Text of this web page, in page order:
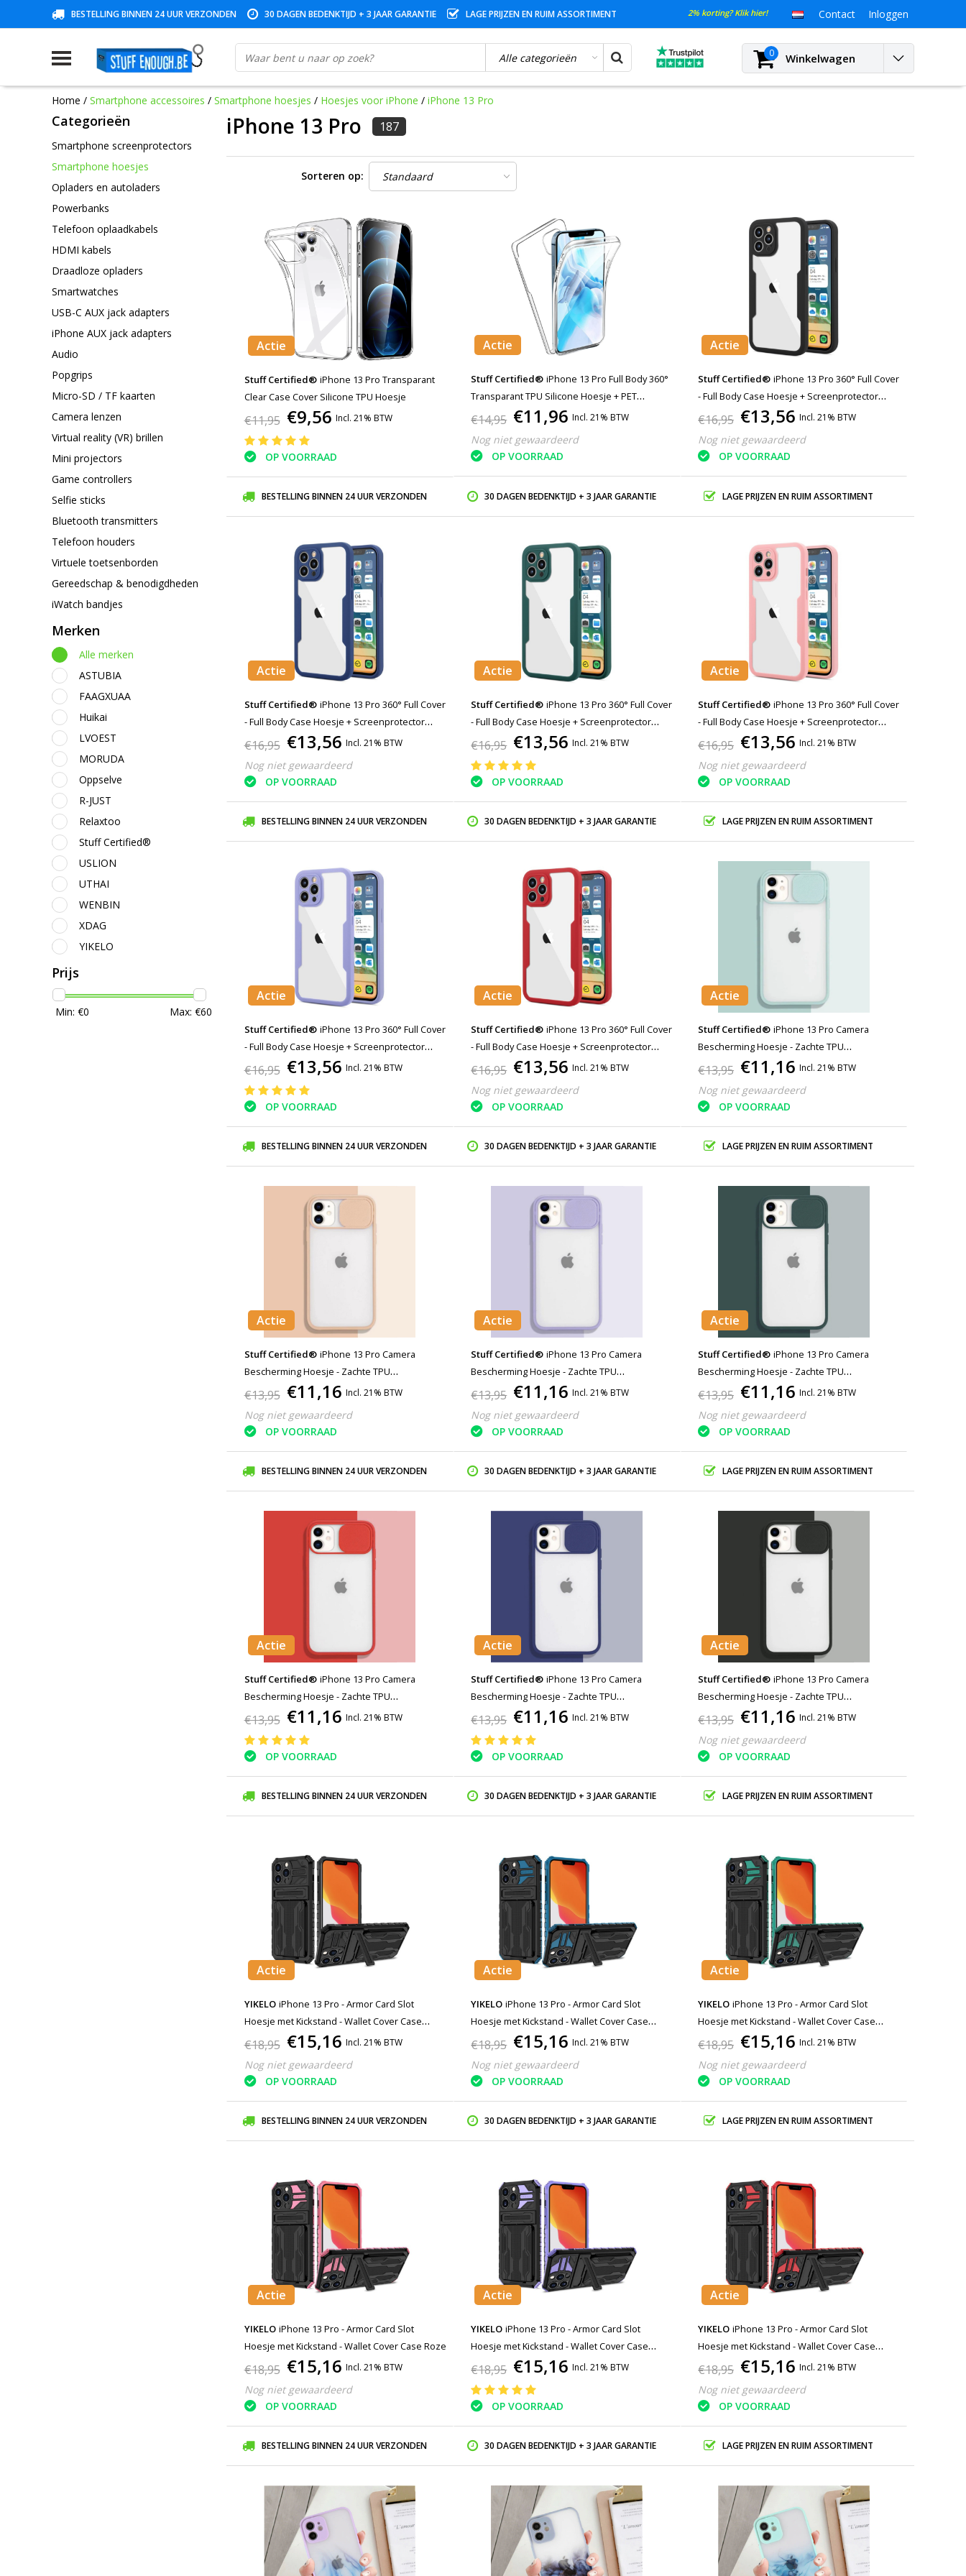
BESTELLING BINNEN 24 UUR VERZONDEN 30 DAGEN BEDENKTIJD + 3 JAAR GARANTIE LAGE PRIJZEN EN RUIM ASSORTIMENT 2% korting? Klik hier! Contact Inloggen
0 Winkelwagen
Home / Smartphone accessoires / Smartphone hoesjes / Hoesjes voor iPhone / iPhone 13 Pro
Categorieën
Smartphone screenprotectors
Smartphone hoesjes
Opladers en autoladers
Powerbanks
Telefoon oplaadkabels
HDMI kabels
Draadloze opladers
Smartwatches
USB-C AUX jack adapters
iPhone AUX jack adapters
Audio
Popgrips
Micro-SD / TF kaarten
Camera lenzen
Virtual reality (VR) brillen
Mini projectors
Game controllers
Selfie sticks
Bluetooth transmitters
Telefoon houders
Virtuele toetsenborden
Gereedschap & benodigdheden
iWatch bandjes
Merken
Alle merken
ASTUBIA
FAAGXUAA
Huikai
LVOEST
MORUDA
Oppselve
R-JUST
Relaxtoo
Stuff Certified®
USLION
UTHAI
WENBIN
XDAG
YIKELO
Prijs
Min: €0 Max: €60
iPhone 13 Pro 187
Sorteren op:
Actie
Stuff Certified® iPhone 13 Pro Transparant
Clear Case Cover Silicone TPU Hoesje
€11,95 €9,56 Incl. 21% BTW
OP VOORRAAD
Actie
Stuff Certified® iPhone 13 Pro Full Body 360°
Transparant TPU Silicone Hoesje + PET
Screenprotector
€14,95 €11,96 Incl. 21% BTW
Nog niet gewaardeerd
OP VOORRAAD
Actie
Stuff Certified® iPhone 13 Pro 360° Full Cover
- Full Body Case Hoesje + Screenprotector
Zwart
€16,95 €13,56 Incl. 21% BTW
Nog niet gewaardeerd
OP VOORRAAD
BESTELLING BINNEN 24 UUR VERZONDEN 30 DAGEN BEDENKTIJD + 3 JAAR GARANTIE LAGE PRIJZEN EN RUIM ASSORTIMENT
Actie
Stuff Certified® iPhone 13 Pro 360° Full Cover
- Full Body Case Hoesje + Screenprotector
Blauw
€16,95 €13,56 Incl. 21% BTW
Nog niet gewaardeerd
OP VOORRAAD
Actie
Stuff Certified® iPhone 13 Pro 360° Full Cover
- Full Body Case Hoesje + Screenprotector
Groen
€16,95 €13,56 Incl. 21% BTW
OP VOORRAAD
Actie
Stuff Certified® iPhone 13 Pro 360° Full Cover
- Full Body Case Hoesje + Screenprotector
Roze
€16,95 €13,56 Incl. 21% BTW
Nog niet gewaardeerd
OP VOORRAAD
BESTELLING BINNEN 24 UUR VERZONDEN 30 DAGEN BEDENKTIJD + 3 JAAR GARANTIE LAGE PRIJZEN EN RUIM ASSORTIMENT
Actie
Stuff Certified® iPhone 13 Pro 360° Full Cover
- Full Body Case Hoesje + Screenprotector
Paars
€16,95 €13,56 Incl. 21% BTW
OP VOORRAAD
Actie
Stuff Certified® iPhone 13 Pro 360° Full Cover
- Full Body Case Hoesje + Screenprotector
Rood
€16,95 €13,56 Incl. 21% BTW
Nog niet gewaardeerd
OP VOORRAAD
Actie
Stuff Certified® iPhone 13 Pro Camera
Bescherming Hoesje - Zachte TPU
Transparante Lens Case Cover Lichtgroen
€13,95 €11,16 Incl. 21% BTW
Nog niet gewaardeerd
OP VOORRAAD
BESTELLING BINNEN 24 UUR VERZONDEN 30 DAGEN BEDENKTIJD + 3 JAAR GARANTIE LAGE PRIJZEN EN RUIM ASSORTIMENT
Actie
Stuff Certified® iPhone 13 Pro Camera
Bescherming Hoesje - Zachte TPU
Transparante Lens Case Cover Roze
€13,95 €11,16 Incl. 21% BTW
Nog niet gewaardeerd
OP VOORRAAD
Actie
Stuff Certified® iPhone 13 Pro Camera
Bescherming Hoesje - Zachte TPU
Transparante Lens Case Cover Paars
€13,95 €11,16 Incl. 21% BTW
Nog niet gewaardeerd
OP VOORRAAD
Actie
Stuff Certified® iPhone 13 Pro Camera
Bescherming Hoesje - Zachte TPU
Transparante Lens Case Cover Donkergroen
€13,95 €11,16 Incl. 21% BTW
Nog niet gewaardeerd
OP VOORRAAD
BESTELLING BINNEN 24 UUR VERZONDEN 30 DAGEN BEDENKTIJD + 3 JAAR GARANTIE LAGE PRIJZEN EN RUIM ASSORTIMENT
Actie
Stuff Certified® iPhone 13 Pro Camera
Bescherming Hoesje - Zachte TPU
Transparante Lens Case Cover Rood
€13,95 €11,16 Incl. 21% BTW
OP VOORRAAD
Actie
Stuff Certified® iPhone 13 Pro Camera
Bescherming Hoesje - Zachte TPU
Transparante Lens Case Cover Donkerblauw
€13,95 €11,16 Incl. 21% BTW
OP VOORRAAD
Actie
Stuff Certified® iPhone 13 Pro Camera
Bescherming Hoesje - Zachte TPU
Transparante Lens Case Cover Zwart
€13,95 €11,16 Incl. 21% BTW
Nog niet gewaardeerd
OP VOORRAAD
BESTELLING BINNEN 24 UUR VERZONDEN 30 DAGEN BEDENKTIJD + 3 JAAR GARANTIE LAGE PRIJZEN EN RUIM ASSORTIMENT
Actie
YIKELO iPhone 13 Pro - Armor Card Slot
Hoesje met Kickstand - Wallet Cover Case
Zwart
€18,95 €15,16 Incl. 21% BTW
Nog niet gewaardeerd
OP VOORRAAD
Actie
YIKELO iPhone 13 Pro - Armor Card Slot
Hoesje met Kickstand - Wallet Cover Case
Blauw
€18,95 €15,16 Incl. 21% BTW
Nog niet gewaardeerd
OP VOORRAAD
Actie
YIKELO iPhone 13 Pro - Armor Card Slot
Hoesje met Kickstand - Wallet Cover Case
Groen
€18,95 €15,16 Incl. 21% BTW
Nog niet gewaardeerd
OP VOORRAAD
BESTELLING BINNEN 24 UUR VERZONDEN 30 DAGEN BEDENKTIJD + 3 JAAR GARANTIE LAGE PRIJZEN EN RUIM ASSORTIMENT
Actie
YIKELO iPhone 13 Pro - Armor Card Slot
Hoesje met Kickstand - Wallet Cover Case Roze
€18,95 €15,16 Incl. 21% BTW
Nog niet gewaardeerd
OP VOORRAAD
Actie
YIKELO iPhone 13 Pro - Armor Card Slot
Hoesje met Kickstand - Wallet Cover Case
Paars
€18,95 €15,16 Incl. 21% BTW
OP VOORRAAD
Actie
YIKELO iPhone 13 Pro - Armor Card Slot
Hoesje met Kickstand - Wallet Cover Case
Rood
€18,95 €15,16 Incl. 21% BTW
Nog niet gewaardeerd
OP VOORRAAD
BESTELLING BINNEN 24 UUR VERZONDEN 30 DAGEN BEDENKTIJD + 3 JAAR GARANTIE LAGE PRIJZEN EN RUIM ASSORTIMENT